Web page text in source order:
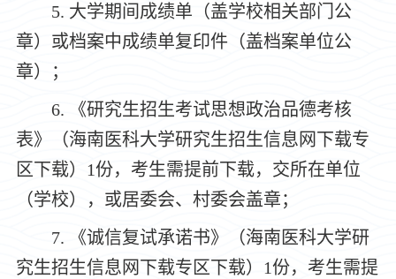
5. 大学期间成绩单（盖学校相关部门公
章）或档案中成绩单复印件（盖档案单位公
章）；
6.
《研究生招生考试思想政治品德考核
表》（海南医科大学研究生招生信息网下载专
区下载） 1份， 考生需提前下载，交所在单位
（学校），或居委会、村委会盖章；
7.
《诚信复试承诺书》（海南医科大学研
究生招生信息网下载专区下载） 1份， 考生需提